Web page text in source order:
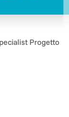
Progetto